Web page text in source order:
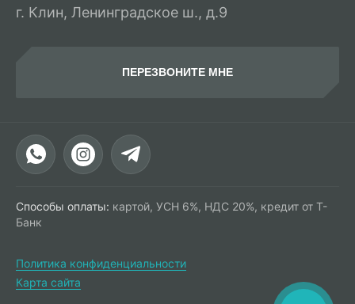
г. Клин, Ленинградское ш., д.9
ПЕРЕЗВОНИТЕ МНЕ
Способы оплаты: картой, УСН 6%, НДС 20%, кредит от Т-
Банк
Политика конфиденциальности
Карта сайта